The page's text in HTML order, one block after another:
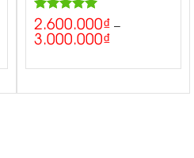
Rated5.00
out of 5
2.600.000₫ –
3.000.000₫